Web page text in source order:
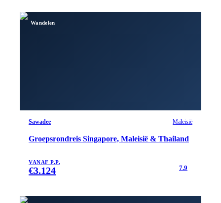
Wandelen
Sawadee Maleisië
Groepsrondreis Singapore, Maleisië & Thailand
VANAF P.P.
€3.124 7.9